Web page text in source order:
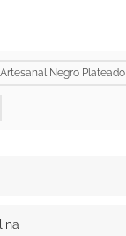
Negro Plateado